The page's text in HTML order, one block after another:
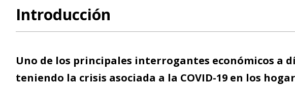
Introducción
Uno de los principales interrogantes económicos a
teniendo la crisis asociada a la COVID-19 en los